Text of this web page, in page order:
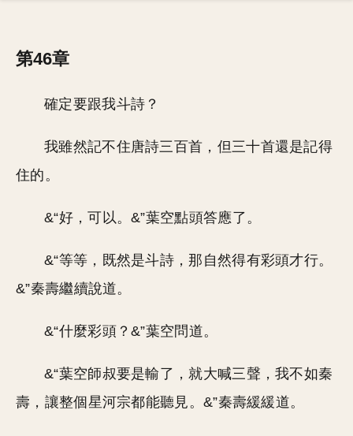
第46章
確定要跟我斗詩？
我雖然記不住唐詩三百首，但三十首還是記得
住的。
&“好，可以。&”葉空點頭答應了。
&“等等，既然是斗詩，那自然得有彩頭才行。
&”秦壽繼續說道。
&“什麼彩頭？&”葉空問道。
&“葉空師叔要是輸了，就大喊三聲，我不如秦
壽，讓整個星河宗都能聽見。&”秦壽緩緩道。